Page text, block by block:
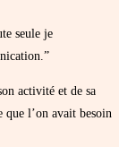
seule je
activité et de sa
l’on avait besoin